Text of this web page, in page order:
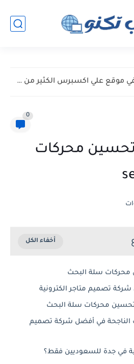
في موقع علي اكسبرس الكثير من الخبايا
0
محركات
سلة البحث
تصميم متاجر الكترونية
محركات سلة البحث
الناجحة في أفضل شركة تصميم
في جدة للسعوديين فقط؟